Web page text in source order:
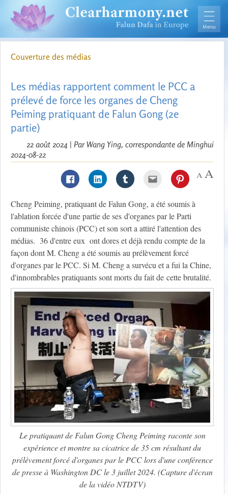
Couverture des médias
Les médias rapportent comment le PCC a
prélevé de force les organes de Cheng
Peiming pratiquant de Falun Gong (2e
partie)
22 août 2024 | Par Wang Ying, correspondante de Minghui
2024-08-22
Cheng Peiming, pratiquant de Falun Gong, a été soumis à
l'ablation forcée d'une partie de ses d'organes par le Parti
communiste chinois (PCC) et son sort a attiré l'attention des
médias. 36 d'entre eux ont dores et déjà rendu compte de la
façon dont M. Cheng a été soumis au prélèvement forcé
d'organes par le PCC. Si M. Cheng a survécu et a fui la Chine,
d'innombrables pratiquants sont morts du fait de cette brutalité.
Le pratiquant de Falun Gong Cheng Peiming raconte son
expérience et montre sa cicatrice de 35 cm résultant du
prélèvement forcé d'organes par le PCC lors d'une conférence
de presse à Washington DC le 3 juillet 2024. (Capture d'écran
de la vidéo NTDTV)